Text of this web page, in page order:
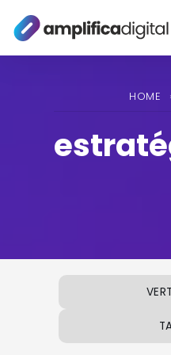
Pular
HOME ›